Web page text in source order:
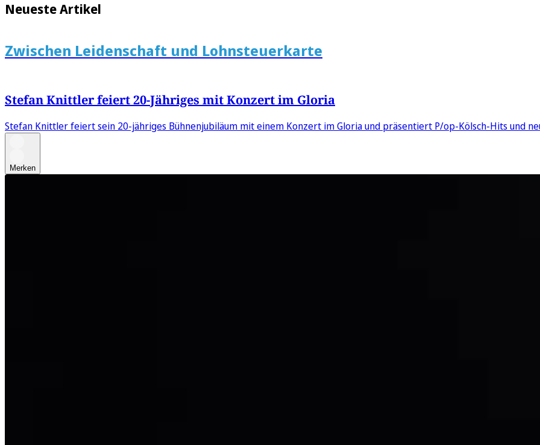
Neueste Artikel
Zwischen Leidenschaft und Lohnsteuerkarte
Stefan Knittler feiert 20-Jähriges mit Konzert im Gloria
Stefan Knittler feiert sein 20-jähriges Bühnenjubiläum mit einem Konzert im Gloria und präsentiert P/op-Kölsch-Hits und
Merken